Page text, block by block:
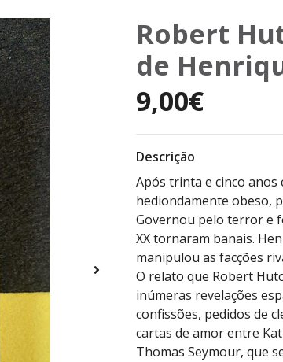
Robert
de
9,00€
Descrição
Após trinta e cinco
hediondamente obeso,
Governou pelo terror e
XX tornaram banais.
manipulou as facções
O relato que Robert
inúmeras revelações
confissões, pedidos de
cartas de amor entre
Thomas Seymour, que